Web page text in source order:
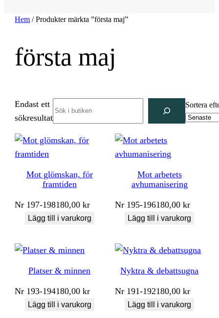
Hem / Produkter märkta ”första maj”
första maj
Endast ett
sökresultat
Sortera
Mot glömskan, för
framtiden
Nr 197-198180,00kr
Lägg till i varukorg
Mot arbetets
avhumanisering
Nr 195-196180,00kr
Lägg till i varukorg
Platser & minnen
Nr 193-194180,00kr
Lägg till i varukorg
Nyktra & debattsugna
Nr 191-192180,00kr
Lägg till i varukorg